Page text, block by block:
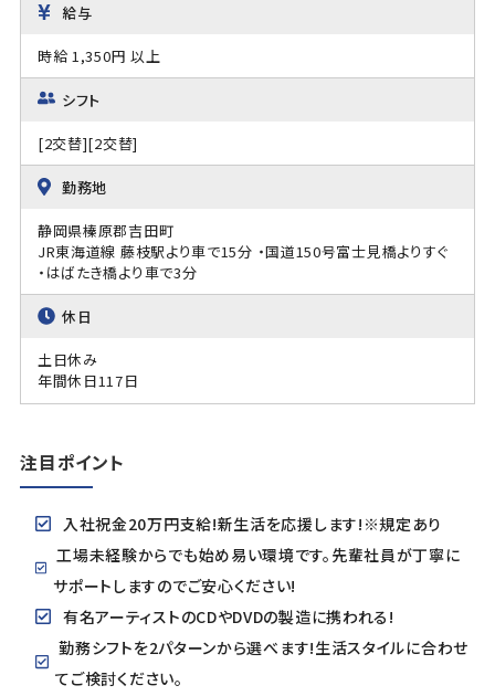
給与
時給 1,350円 以上
シフト
[2交替][2交替]
勤務地
静岡県榛原郡吉田町
JR東海道線 藤枝駅より車で15分 ・国道150号富士見橋よりすぐ
・はばたき橋より車で3分
休日
土日休み
年間休日117日
注目ポイント
入社祝金20万円支給!新生活を応援します!※規定あり
工場未経験からでも始め易い環境です。先輩社員が丁寧に
サポートしますのでご安心ください!
有名アーティストのCDやDVDの製造に携われる!
勤務シフトを2パターンから選べます!生活スタイルに合わせ
てご検討ください。